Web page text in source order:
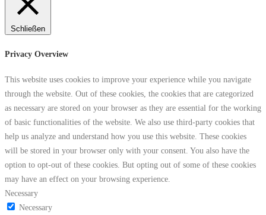
Schließen
Privacy Overview
This website uses cookies to improve your experience while you navigate
through the website. Out of these cookies, the cookies that are categorized
as necessary are stored on your browser as they are essential for the working
of basic functionalities of the website. We also use third-party cookies that
help us analyze and understand how you use this website. These cookies
will be stored in your browser only with your consent. You also have the
option to opt-out of these cookies. But opting out of some of these cookies
may have an effect on your browsing experience.
Necessary
Necessary